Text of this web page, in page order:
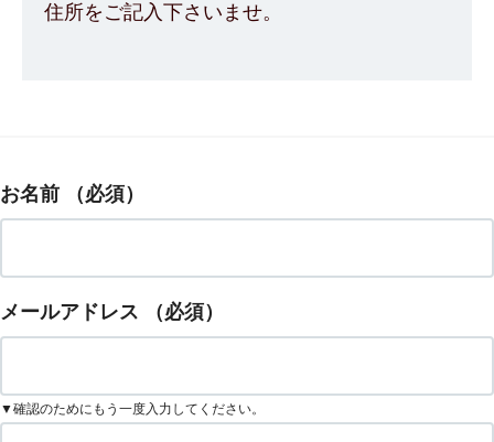
住所をご記入下さいませ。
お名前 （必須）
メールアドレス （必須）
▼確認のためにもう一度入力してください。